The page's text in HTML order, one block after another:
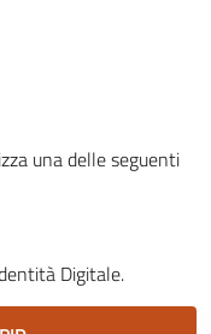
una delle seguenti
Digitale.